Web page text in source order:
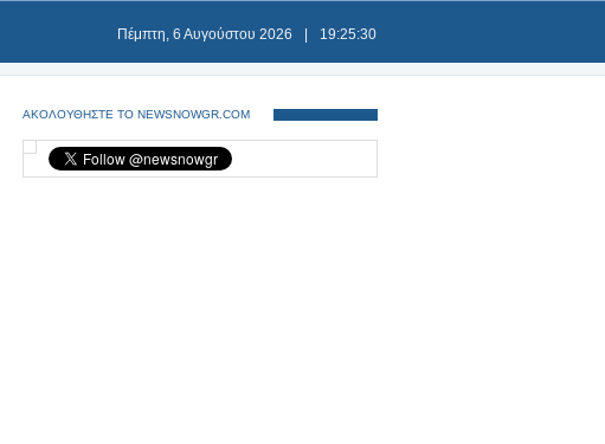
Πέμπτη, 6 Αυγούστου 2026 19:25:31
ΑΚΟΛΟΥΘΗΣΤΕ ΤΟ NEWSNOWGR.COM